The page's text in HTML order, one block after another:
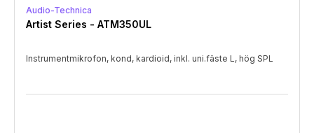
Audio-Technica
Artist Series - ATM350UL
Instrumentmikrofon, kond, kardioid, inkl. uni.fäste L, hög SPL